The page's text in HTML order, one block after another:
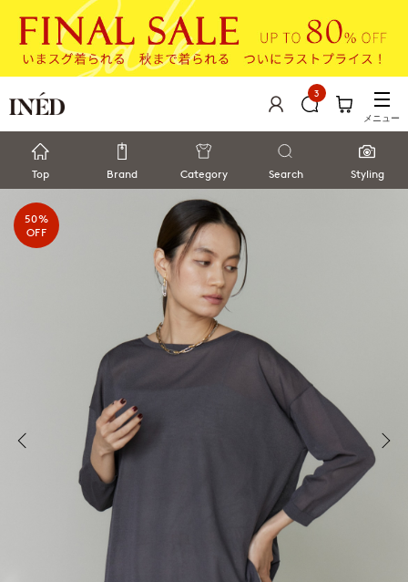
3
メニュー
Top Brand Category Search Styling
50%
OFF